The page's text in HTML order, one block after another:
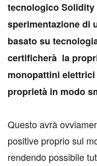
tecnologico Solidity
sperimentazione di
basato su
certificherà la
monopattini
proprietà in modo
Questo avrà
positive proprio sul
rendendo possibile